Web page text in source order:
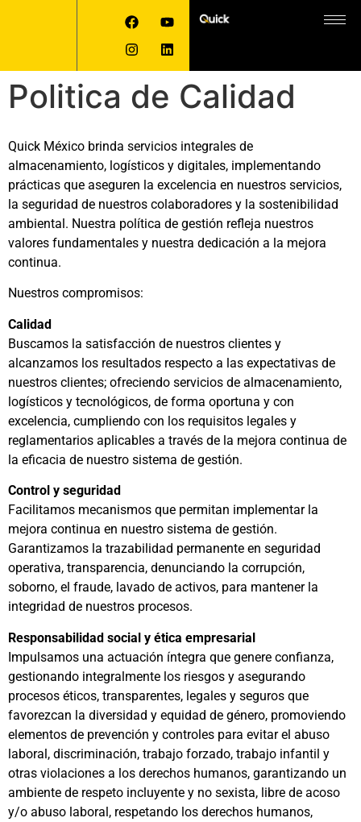
Politica de Calidad
Quick México brinda servicios integrales de
almacenamiento, logísticos y digitales, implementando
prácticas que aseguren la excelencia en nuestros servicios,
la seguridad de nuestros colaboradores y la sostenibilidad
ambiental. Nuestra política de gestión refleja nuestros
valores fundamentales y nuestra dedicación a la mejora
continua.
Nuestros compromisos:
Calidad
Buscamos la satisfacción de nuestros clientes y
alcanzamos los resultados respecto a las expectativas de
nuestros clientes; ofreciendo servicios de almacenamiento,
logísticos y tecnológicos, de forma oportuna y con
excelencia, cumpliendo con los requisitos legales y
reglamentarios aplicables a través de la mejora continua de
la eficacia de nuestro sistema de gestión.
Control y seguridad
Facilitamos mecanismos que permitan implementar la
mejora continua en nuestro sistema de gestión.
Garantizamos la trazabilidad permanente en seguridad
operativa, transparencia, denunciando la corrupción,
soborno, el fraude, lavado de activos, para mantener la
integridad de nuestros procesos.
Responsabilidad social y ética empresarial
Impulsamos una actuación íntegra que genere confianza,
gestionando integralmente los riesgos y asegurando
procesos éticos, transparentes, legales y seguros que
favorezcan la diversidad y equidad de género, promoviendo
elementos de prevención y controles para evitar el abuso
laboral, discriminación, trabajo forzado, trabajo infantil y
otras violaciones a los derechos humanos, garantizando un
ambiente de respeto incluyente y no sexista, libre de acoso
y/o abuso laboral, respetando los derechos humanos,